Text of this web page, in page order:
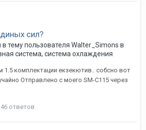
сил?
в тему пользователя Walter_Simons в
система, система охлаждения
1.5 комплектации екзекютив.. собсно вот
Отправлено с моего SM-C115 через
46 ответов